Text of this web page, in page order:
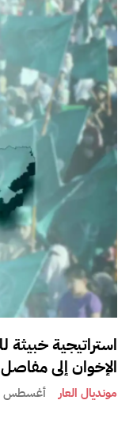
استراتيجية
الإخوان إلى مفاصل
مونديال العار أغسطس 6, 2026